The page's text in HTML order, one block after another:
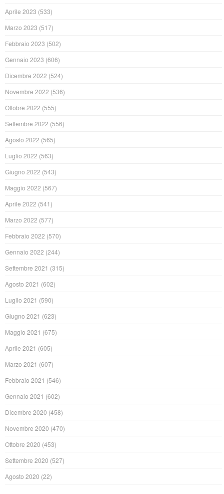
Aprile 2023 (533)
Marzo 2023 (517)
Febbraio 2023 (502)
Gennaio 2023 (606)
Dicembre 2022 (524)
Novembre 2022 (536)
Ottobre 2022 (555)
Settembre 2022 (556)
Agosto 2022 (565)
Luglio 2022 (563)
Giugno 2022 (543)
Maggio 2022 (567)
Aprile 2022 (541)
Marzo 2022 (577)
Febbraio 2022 (570)
Gennaio 2022 (244)
Settembre 2021 (315)
Agosto 2021 (602)
Luglio 2021 (590)
Giugno 2021 (623)
Maggio 2021 (675)
Aprile 2021 (605)
Marzo 2021 (607)
Febbraio 2021 (546)
Gennaio 2021 (602)
Dicembre 2020 (458)
Novembre 2020 (470)
Ottobre 2020 (453)
Settembre 2020 (527)
Agosto 2020 (22)